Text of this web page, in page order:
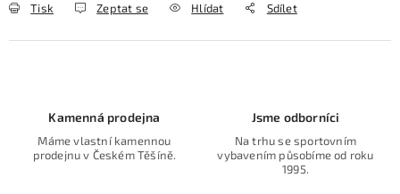
Tisk Zeptat se Hlídat Sdílet
Kamenná prodejna
Máme vlastní kamennou
prodejnu v Českém Těšíně.
Jsme odborníci
Na trhu se sportovním
vybavením působíme od roku
1995.